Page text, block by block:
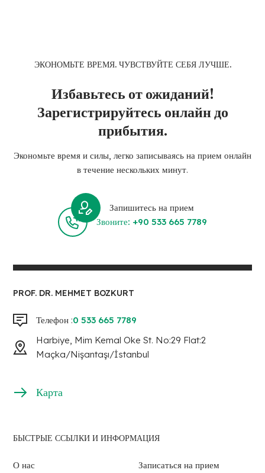
ЭКОНОМЬТЕ ВРЕМЯ. ЧУВСТВУЙТЕ СЕБЯ ЛУЧШЕ.
Избавьтесь от ожиданий!
Зарегистрируйтесь онлайн до
прибытия.
Экономьте время и силы, легко записываясь на прием онлайн
в течение нескольких минут.
Запишитесь на прием
Звоните: +90 533 665 7789
PROF. DR. MEHMET BOZKURT
Телефон :0 533 665 7789
Harbiye, Mim Kemal Oke St. No:29 Flat:2
Maçka/Nişantaşı/İstanbul
Карта
БЫСТРЫЕ ССЫЛКИ И ИНФОРМАЦИЯ
О нас Записаться на прием